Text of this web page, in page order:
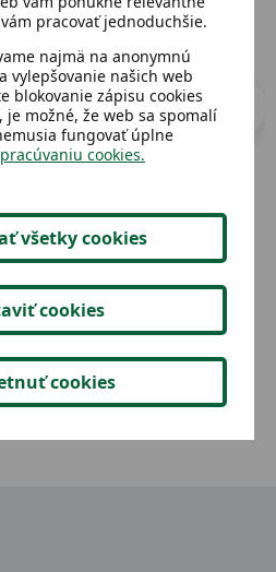
2,02 €
pracovať jednoduchšie.
najmä na anonymnú
vylepšovanie našich web
blokovanie zápisu cookies
možné, že web sa spomalí
fungovať úplne
cookies.
všetky cookies
cookies
cookies